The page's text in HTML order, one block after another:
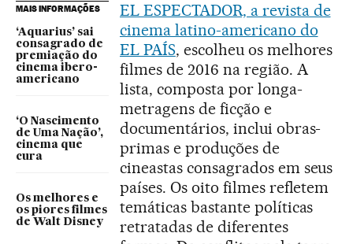
MAIS INFORMAÇÕES
‘Aquarius’ sai
consagrado de
premiação do
cinema ibero-
americano
‘O Nascimento
de Uma Nação’,
cinema que
cura
Os melhores e
os piores filmes
de Walt Disney
EL ESPECTADOR, a revista de
cinema latino-americano do
EL PAÍS, escolheu os melhores
filmes de 2016 na região. A
lista, composta por longa-
metragens de ficção e
documentários, inclui obras-
primas e produções de
cineastas consagrados em seus
países. Os oito filmes refletem
temáticas bastante políticas
retratadas de diferentes